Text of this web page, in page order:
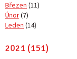
Březen (11)
Únor(7)
Leden (14)
2021 (151)